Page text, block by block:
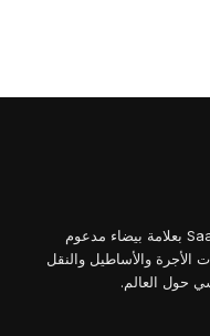
نُمكّن مستقبل إدارة النقل. حلّ SaaS بعلامة بيضاء مدعوم
الأجرة والأساطيل والنقل
حول العالم.